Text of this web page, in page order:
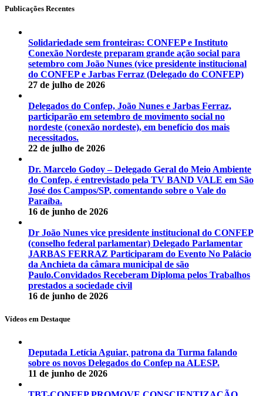
Publicações Recentes
Solidariedade sem fronteiras: CONFEP e Instituto
Conexão Nordeste preparam grande ação social para
setembro com João Nunes (vice presidente institucional
do CONFEP e Jarbas Ferraz (Delegado do CONFEP)
27 de julho de 2026
Delegados do Confep, João Nunes e Jarbas Ferraz,
participarão em setembro de movimento social no
nordeste (conexão nordeste), em benefício dos mais
necessitados.
22 de julho de 2026
Dr. Marcelo Godoy – Delegado Geral do Meio Ambiente
do Confep, é entrevistado pela TV BAND VALE em São
José dos Campos/SP, comentando sobre o Vale do
Paraíba.
16 de junho de 2026
Dr João Nunes vice presidente institucional do CONFEP
(conselho federal parlamentar) Delegado Parlamentar
JARBAS FERRAZ Participaram do Evento No Palácio
da Anchieta da câmara municipal de são
Paulo.Convidados Receberam Diploma pelos Trabalhos
prestados a sociedade civil
16 de junho de 2026
Vídeos em Destaque
Deputada Letícia Aguiar, patrona da Turma falando
sobre os novos Delegados do Confep na ALESP.
11 de junho de 2026